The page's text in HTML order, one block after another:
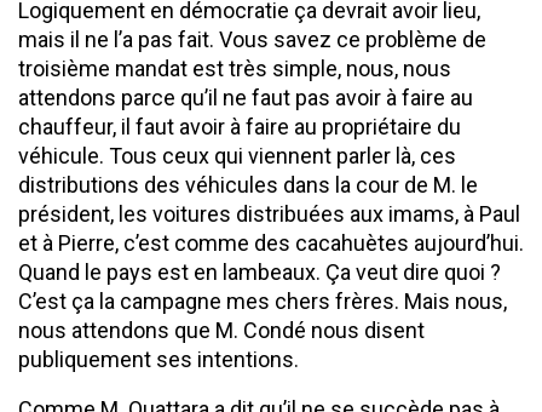
Logiquement en démocratie ça devrait avoir lieu,
mais il ne l’a pas fait. Vous savez ce problème de
troisième mandat est très simple, nous, nous
attendons parce qu’il ne faut pas avoir à faire au
chauffeur, il faut avoir à faire au propriétaire du
véhicule. Tous ceux qui viennent parler là, ces
distributions des véhicules dans la cour de M. le
président, les voitures distribuées aux imams, à Paul
et à Pierre, c’est comme des cacahuètes aujourd’hui.
Quand le pays est en lambeaux. Ça veut dire quoi ?
C’est ça la campagne mes chers frères. Mais nous,
nous attendons que M. Condé nous disent
publiquement ses intentions.